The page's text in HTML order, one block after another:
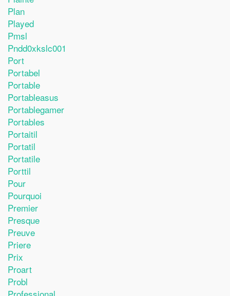
Plan
Played
Pmsl
Pndd0xkslc001
Port
Portabel
Portable
Portableasus
Portablegamer
Portables
Portaitil
Portatil
Portatile
Porttil
Pour
Pourquoi
Premier
Presque
Preuve
Priere
Prix
Proart
Probl